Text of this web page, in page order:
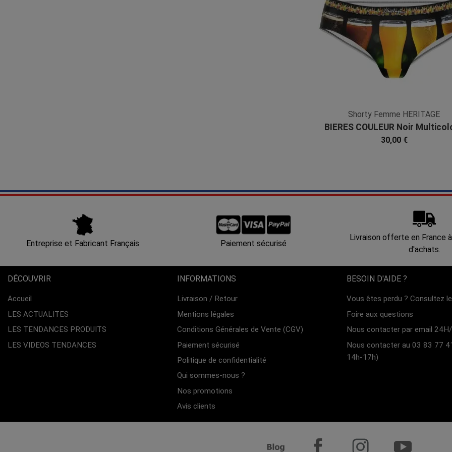
Shorty Femme HERITAGE
BIERES COULEUR Noir
Microfibre
30,00 €
Entreprise et Fabricant Français Paiement sécurisé
Livraison offerte en France
d'achats.
DÉCOUVRIR
Accueil
LES ACTUALITES
LES TENDANCES PRODUITS
LES VIDEOS TENDANCES
INFORMATIONS
Livraison / Retour
Mentions légales
Conditions Générales de Vente (CGV)
Paiement sécurisé
Politique de confidentialité
Qui sommes-nous ?
Nos promotions
Avis clients
BESOIN D'AIDE ?
Vous êtes perdu ? Consultez
Foire aux questions
Nous contacter par email
Nous contacter au 03 83 77
14h-17h)